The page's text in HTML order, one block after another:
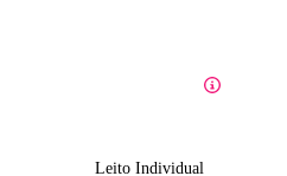
Leito Individual